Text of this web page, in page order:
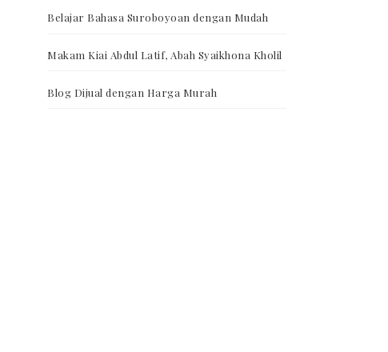
Belajar Bahasa Suroboyoan dengan Mudah
Makam Kiai Abdul Latif, Abah Syaikhona Kholil
Blog Dijual dengan Harga Murah